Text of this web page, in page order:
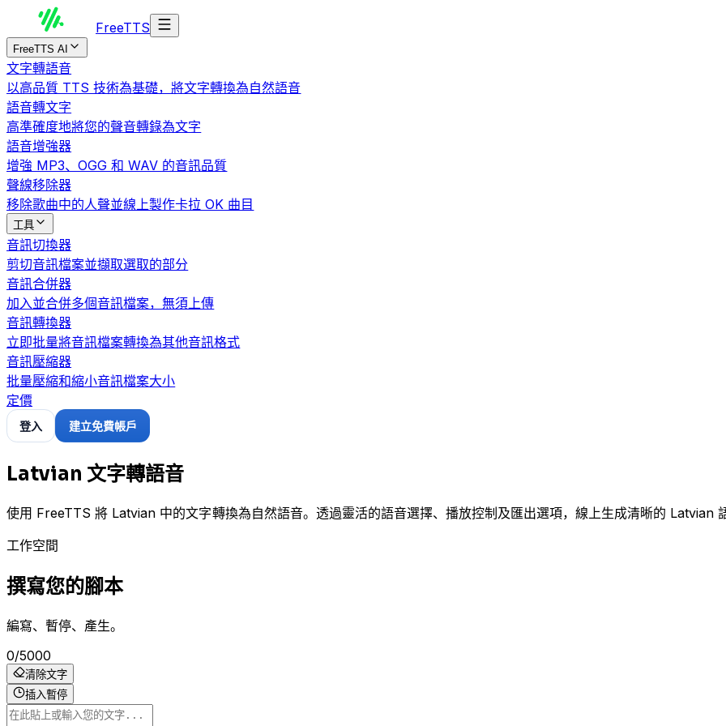
FreeTTS
FreeTTS AI
文字轉語音
以高品質 TTS 技術為基礎，將文字轉換為自然語音
語音轉文字
高準確度地將您的聲音轉錄為文字
語音增強器
增強 MP3、OGG 和 WAV 的音訊品質
聲線移除器
移除歌曲中的人聲並線上製作卡拉 OK 曲目
工具
音訊切換器
剪切音訊檔案並擷取選取的部分
音訊合併器
加入並合併多個音訊檔案，無須上傳
音訊轉換器
立即批量將音訊檔案轉換為其他音訊格式
音訊壓縮器
批量壓縮和縮小音訊檔案大小
定價
登入 建立免費帳戶
Latvian 文字轉語音
使用 FreeTTS 將 Latvian 中的文字轉換為自然語音。透過靈活的語音選擇、播放控制及匯出選項，線上生成清晰的 Latvian
工作空間
撰寫您的腳本
編寫、暫停、產生。
0/5000
清除文字
插入暫停